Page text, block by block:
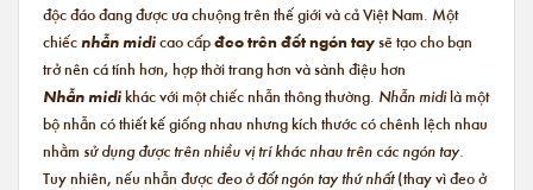
độc đáo đang được ưa chuộng trên thế giới và cả Việt Nam. Một
chiếcnhẫn midicao cấpđeo trên đốt ngón taysẽ tạo cho bạn
trở nên cá tính hơn, hợp thời trang hơn và sành điệu hơn
Nhẫn midikhác với một chiếc nhẫn thông thường. Nhẫn midilà một
bộ nhẫn có thiết kế giống nhau nhưng kích thước có chênh lệch nhau
nhằm sử dụng được trên nhiều vị trí khác nhau trên các ngón tay.
Tuy nhiên, nếu nhẫn được đeo ở đốt ngón tay thứ nhất(thay vì đeo ở